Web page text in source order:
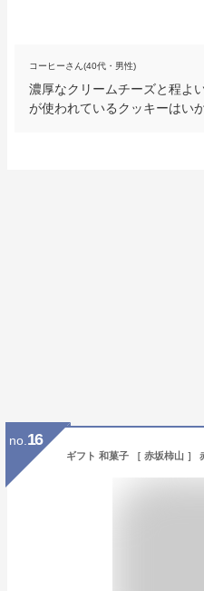
コーヒーさん(40代・男性)
濃厚なクリームチーズと程よ
が使われているクッキーはい
no. 16